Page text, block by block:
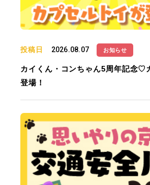
投稿日 2026.08.07 お知らせ
カイくん・コンちゃん5周年記念♡
登場！